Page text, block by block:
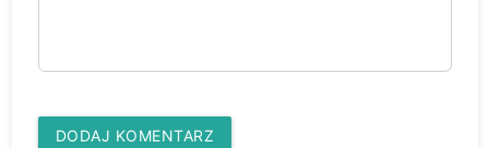
DODAJ KOMENTARZ